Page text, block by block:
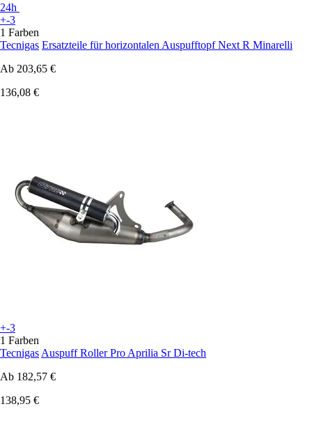
24h
+-3
1 Farben
Tecnigas Ersatzteile für horizontalen Auspufftopf Next R Minarelli
Ab 203,65 €
136,08 €
+-3
1 Farben
Tecnigas Auspuff Roller Pro Aprilia Sr Di-tech
Ab 182,57 €
138,95 €